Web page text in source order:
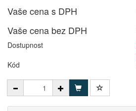
Vaše cena s DPH
Vaše cena bez DPH
Dostupnost
Kód